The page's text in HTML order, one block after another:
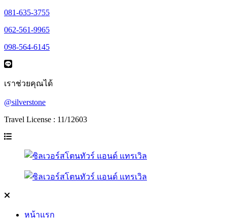
081-635-3755
062-561-9965
098-564-6145
เราช่วยคุณได้
@silverstone
Travel License : 11/12603
หน้าแรก